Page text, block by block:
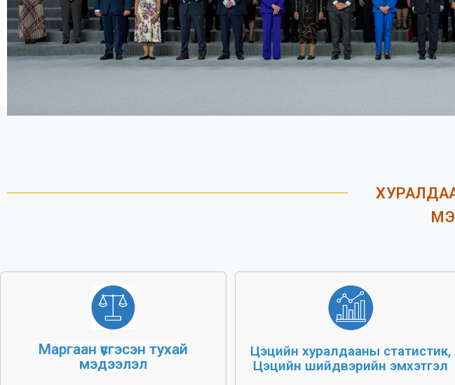
Маргаан үүсгэсэн тухай
мэдээлэл
Цэцийн хуралдааны статистик,
Цэцийн шийдвэрийн эмхэтгэл